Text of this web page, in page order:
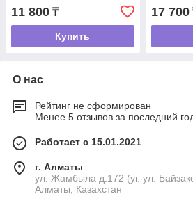
11 800 ₸
Купить
17 700
О нас
Рейтинг не сформирован
Менее 5 отзывов за последний
Работает с 15.01.2021
г. Алматы
ул. Жамбыла д.172 (уг. ул.
Алматы, Казахстан